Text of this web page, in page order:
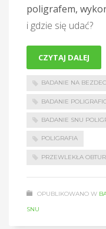
poligrafem,
i gdzie się udać?
BADANIE NA
BADANIE
BADANIE SNU
POLIGRAFIA
PRZEWLEKŁA
CZYTAJ DALEJ
OPUBLIKOWANO W
SNU